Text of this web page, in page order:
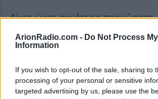
ArionRadio.com - Do Not Process
Information
If you wish to opt-out of the sale, sharing to
processing of your personal or sensitive
targeted advertising by us, please use the
Λίγες ώρες αργότερα προχώρησε
στον προσωπικό της λογαριασμό
Instagram αποκαλύπτοντας τον
Ασχολίαστες δεν άφησε τις